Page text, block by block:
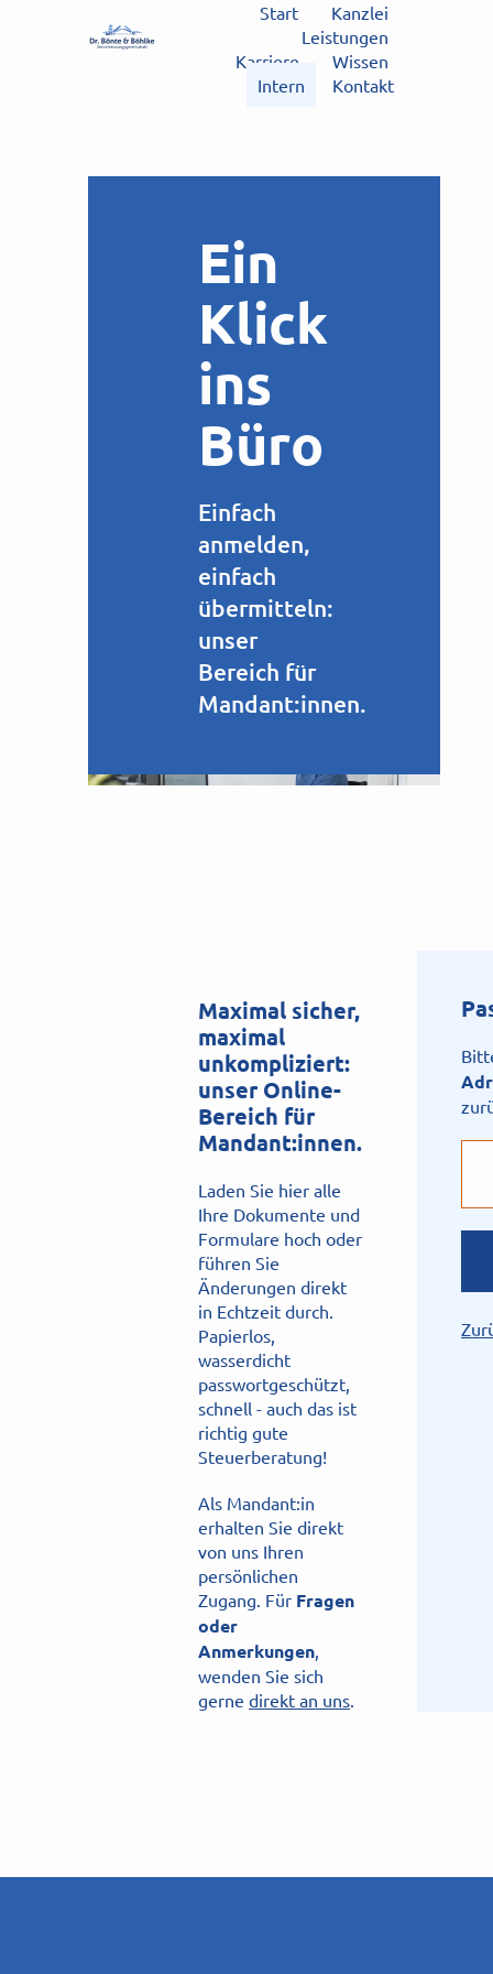
Start
Kanzlei
Leistungen
Karriere
Wissen
Intern
Kontakt
Ein
Klick
ins
Büro
Einfach
anmelden,
einfach
übermitteln:
unser
Bereich für
Mandant:innen.
Maximal sicher,
maximal
unkompliziert:
unser Online-
Bereich für
Mandant:innen.
Laden Sie hier alle
Ihre Dokumente und
Formulare hoch oder
führen Sie
Änderungen direkt
in Echtzeit durch.
Papierlos,
wasserdicht
passwortgeschützt,
schnell - auch das ist
richtig gute
Steuerberatung!
Als Mandant:in
erhalten Sie direkt
von uns Ihren
persönlichen
Zugang. Für Fragen
oder
Anmerkungen,
wenden Sie sich
gerne direkt an uns.